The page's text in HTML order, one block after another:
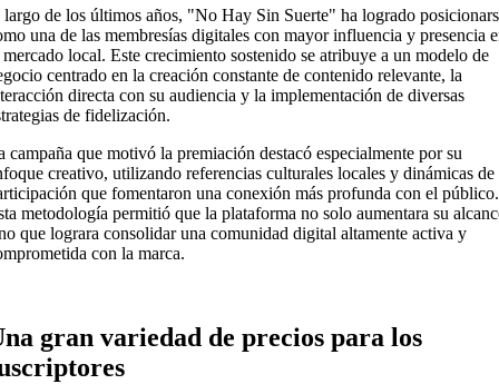
largo de los últimos años, "No Hay Sin Suerte" ha logrado
una de las membresías digitales con mayor influencia y presencia
mercado local. Este crecimiento sostenido se atribuye a un modelo de
centrado en la creación constante de contenido relevante, la
directa con su audiencia y la implementación de diversas
de fidelización.
campaña que motivó la premiación destacó especialmente por su
creativo, utilizando referencias culturales locales y dinámicas de
que fomentaron una conexión más profunda con el público.
metodología permitió que la plataforma no solo aumentara su
que lograra consolidar una comunidad digital altamente activa y
con la marca.
gran variedad de precios para los